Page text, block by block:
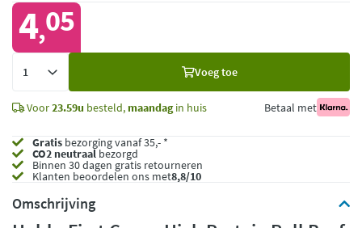
4,05
Voeg toe
Voor23.59u besteld, maandagin huis Betaal met
Gratis bezorging vanaf 35,- *
CO2 neutraalbezorgd
Binnen 30 dagen gratis retourneren
Klanten beoordelen ons met8,8/10
Omschrijving